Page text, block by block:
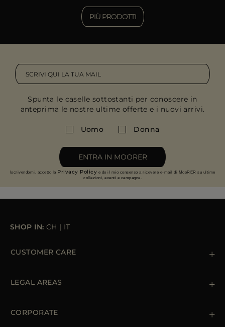
PIÙ PRODOTTI
Spunta le caselle sottostanti per conoscere in
anteprima le nostre ultime offerte e i nuovi arrivi.
Uomo Donna
ENTRA IN MOORER
Iscrivendomi, accetto la Privacy Policy e do il mio consenso a ricevere e-mail di MooRER su ultime
collezioni, eventi e campagne.
SHOP IN: CH | IT
CUSTOMER CARE
Ordini e Pagamenti
LEGAL AREAS
Cookie Policy
CORPORATE